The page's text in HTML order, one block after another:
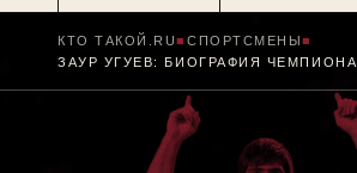
КТО ТАКОЙ.RU■СПОРТСМЕНЫ■
ЗАУР УГУЕВ: БИОГРАФИЯ ЧЕМПИОНА